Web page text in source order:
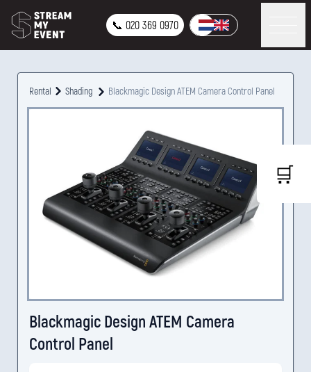
📞 020 369 0970
Rental Shading Blackmagic Design ATEM Camera Control Panel
Blackmagic Design ATEM Camera
Control Panel
🛒